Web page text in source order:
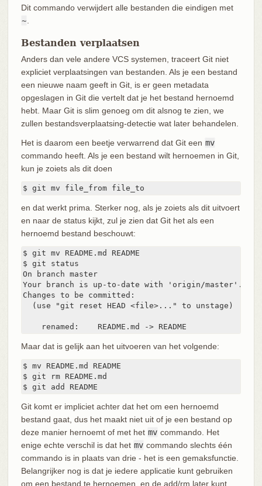
Dit commando verwijdert alle bestanden die eindigen met
~
Bestanden verplaatsen
Anders dan vele andere VCS systemen, traceert Git niet
expliciet verplaatsingen van bestanden. Als je een bestand
een nieuwe naam geeft in Git, is er geen metadata
opgeslagen in Git die vertelt dat je het bestand hernoemd
hebt. Maar Git is slim genoeg om dit alsnog te zien, we
zullen bestandsverplaatsing-detectie wat later behandelen.
Het is daarom een beetje verwarrend dat Git een mv
commando heeft. Als je een bestand wilt hernoemen in Git,
kun je zoiets als dit doen
$ git mv file_from file_to
en dat werkt prima. Sterker nog, als je zoiets als dit uitvoert
en naar de status kijkt, zul je zien dat Git het als een
hernoemd bestand beschouwt:
$ git mv README.md README
$ git status
On branch master
Your branch is up-to-date with 'origin/master'.
Changes to be committed:
  (use "git reset HEAD <file>..." to unstage)
    renamed:    README.md -> README
Maar dat is gelijk aan het uitvoeren van het volgende:
$ mv README.md README
$ git rm README.md
$ git add README
Git komt er impliciet achter dat het om een hernoemd
bestand gaat, dus het maakt niet uit of je een bestand op
deze manier hernoemt of met het mv commando. Het
enige echte verschil is dat het mv commando slechts één
commando is in plaats van drie - het is een gemaksfunctie.
Belangrijker nog is dat je iedere applicatie kunt gebruiken
om een bestand te hernoemen, en de add/rm later kunt